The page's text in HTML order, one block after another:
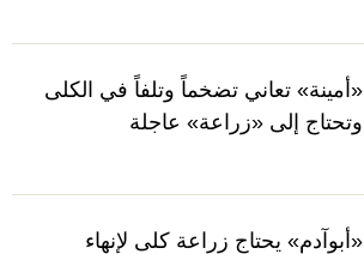
«أمينة» تعاني تضخماً وتلفاً في الكلى
وتحتاج إلى «زراعة» عاجلة
«أبوآدم» يحتاج زراعة كلى لإنهاء